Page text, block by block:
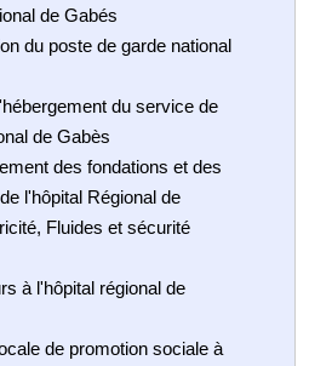
de Gabés
du poste de garde national
du service de
de Gabès
des fondations et des
l'hôpital Régional de
Fluides et sécurité
à l'hôpital régional de
de promotion sociale à